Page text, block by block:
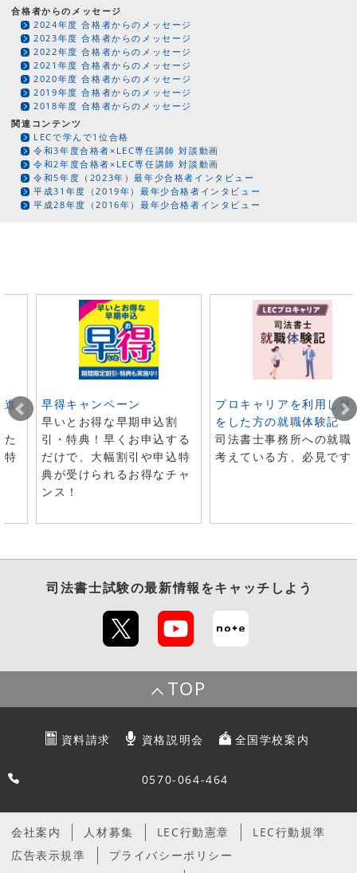
合格者からのメッセージ
2024年度 合格者からのメッセージ
2023年度 合格者からのメッセージ
2022年度 合格者からのメッセージ
2021年度 合格者からのメッセージ
2020年度 合格者からのメッセージ
2019年度 合格者からのメッセージ
2018年度 合格者からのメッセージ
関連コンテンツ
LECで学んで1位合格
令和3年度合格者×LEC専任講師 対談動画
令和2年度合格者×LEC専任講師 対談動画
令和5年度（2023年）最年少合格者インタビュー
平成31年度（2019年）最年少合格者インタビュー
平成28年度（2016年）最年少合格者インタビュー
進
特
早得キャンペーン
早いとお得な早期申込割
引・特典！早くお申込する
だけで、大幅割引や申込特
典が受けられるお得なチャ
ンス！
プロキャリアを利用し就
をした方の就職体験記
司法書士事務所への就職
考えている方、必見です
司法書士試験の最新情報をキャッチしよう
TOP
資料請求 資格説明会 全国学校案内
0570-064-464
会社案内 人材募集 LEC行動憲章
LEC行動規準
広告表示規準
プライバシーポリシー